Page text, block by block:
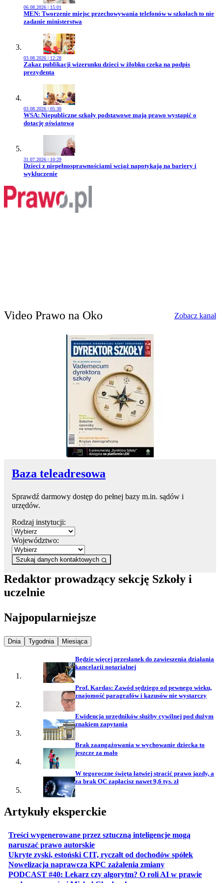
06.08.2026 | 15:01
Przejdź do artykułu:
MEN: Tworzenie miejsc przechowywania telefonów w szkołach to nie
zadanie ministerstwa
03.08.2026 | 12:28
Przejdź do artykułu:
Zakaz publikacji wizerunku dzieci w żłobku czeka na podpis
prezydenta
03.08.2026 | 05:30
Przejdź do artykułu:
WSA: Niepubliczne szkoły podstawowe mają prawo wystąpić o
dotację oświatową
31.07.2026 | 10:29
Przejdź do artykułu:
Dzieci z niepełnosprawnościami wciąż napotykają na bariery i
wykluczenie
Video Prawo na Oko Zobacz kanał
Baza teleadresowa
Sprawdź darmowy dostęp do pełnej bazy m.in. sądów i
urzędów.
Rodzaj instytucji:
Województwo:
Szukaj danych kontaktowych
Redaktor prowadzący sekcję Szkoły i
uczelnie
Najpopularniejsze
Najpopularniejsze wiadomości z
Dnia Najpopularniejsze wiadomości z
Tygodnia Najpopularniejsze wiadomości z
Miesiąca
Będzie więcej przesłanek do zawieszenia działania
kancelarii notarialnej
Prof. Kardas: Zawód sędziego od pewnego wieku,
znajomość paragrafów i kazusów nie wystarczy
Ewidencja urzędników służby cywilnej pod dużym
znakiem zapytania
Brak zaangażowania w wychowanie dziecka to
jeszcze za mało
W tegoroczne święta łatwiej stracić prawo jazdy, a
za brak OC zapłacisz nawet 9,6 tys. zł
Artykuły eksperckie
Treści wygenerowane przez sztuczną inteligencje mogą
naruszać prawo autorskieotwiera się w nowej karcie
Ukryte zyski, estoński CIT, ryczałt od dochodów spółekotwiera
Nowelizacja naprawcza KPC zażalenia zmianyotwiera się w
PODCAST #40: Lekarz czy algorytm? O roli AI w prawie